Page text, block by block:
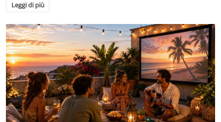
Leggi di più